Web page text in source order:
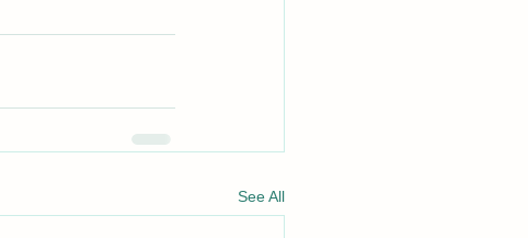
See All